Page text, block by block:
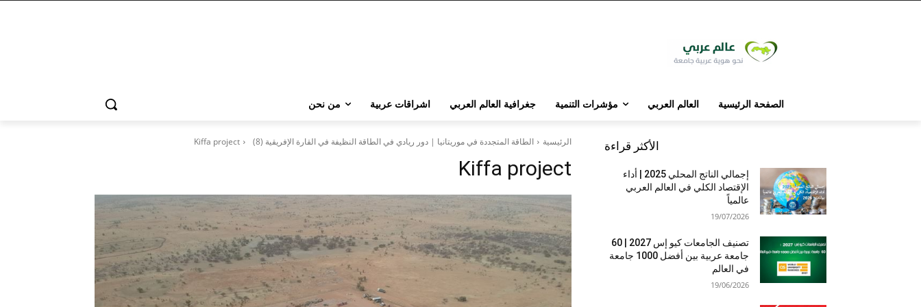
الصفحة الرئيسية العالم العربي مؤشرات التنمية جغرافية العالم العربي اشراقات عربية من نحن
الرئيسية الطاقة المتجددة في موريتانيا | دور ريادي في الطاقة النظيفة في القارة الإفريقية (8) Kiffa project
Kiffa project
الأكثر قراءة
إجمالي الناتج المحلي 2025 | أداء
الإقتصاد الكلي في العالم العربي
عالمياً
19/07/2026
تصنيف الجامعات كيو إس 2027 | 60
جامعة عربية بين أفضل 1000 جامعة
في العالم
19/06/2026